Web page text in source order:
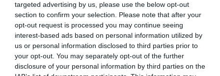
targeted advertising by us, please use the below opt-out
section to confirm your selection. Please note that after your
opt-out request is processed you may continue seeing
interest-based ads based on personal information utilized by
us or personal information disclosed to third parties prior to
your opt-out. You may separately opt-out of the further
disclosure of your personal information by third parties on the
ANNONSER